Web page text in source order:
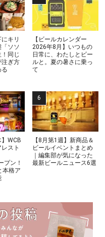
キリ
ソソ
同じ
注ぎ方
る
【ビールカレンダー
2026年8月】いつもの
日常に、わたしとビー
ルと。夏の暑さに乗っ
て
】WCB
スト
プン！
本格ア
【8月第1週】新商品＆
ビールイベントまとめ
｜編集部が気になった
最新ビールニュース6選